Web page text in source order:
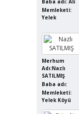
Baba adı: Ali
Memleketi:
Yelek
Merhum
Adı:Nazlı
SATILMIŞ
Baba adı:
Memleketi:
Yelek Köyü